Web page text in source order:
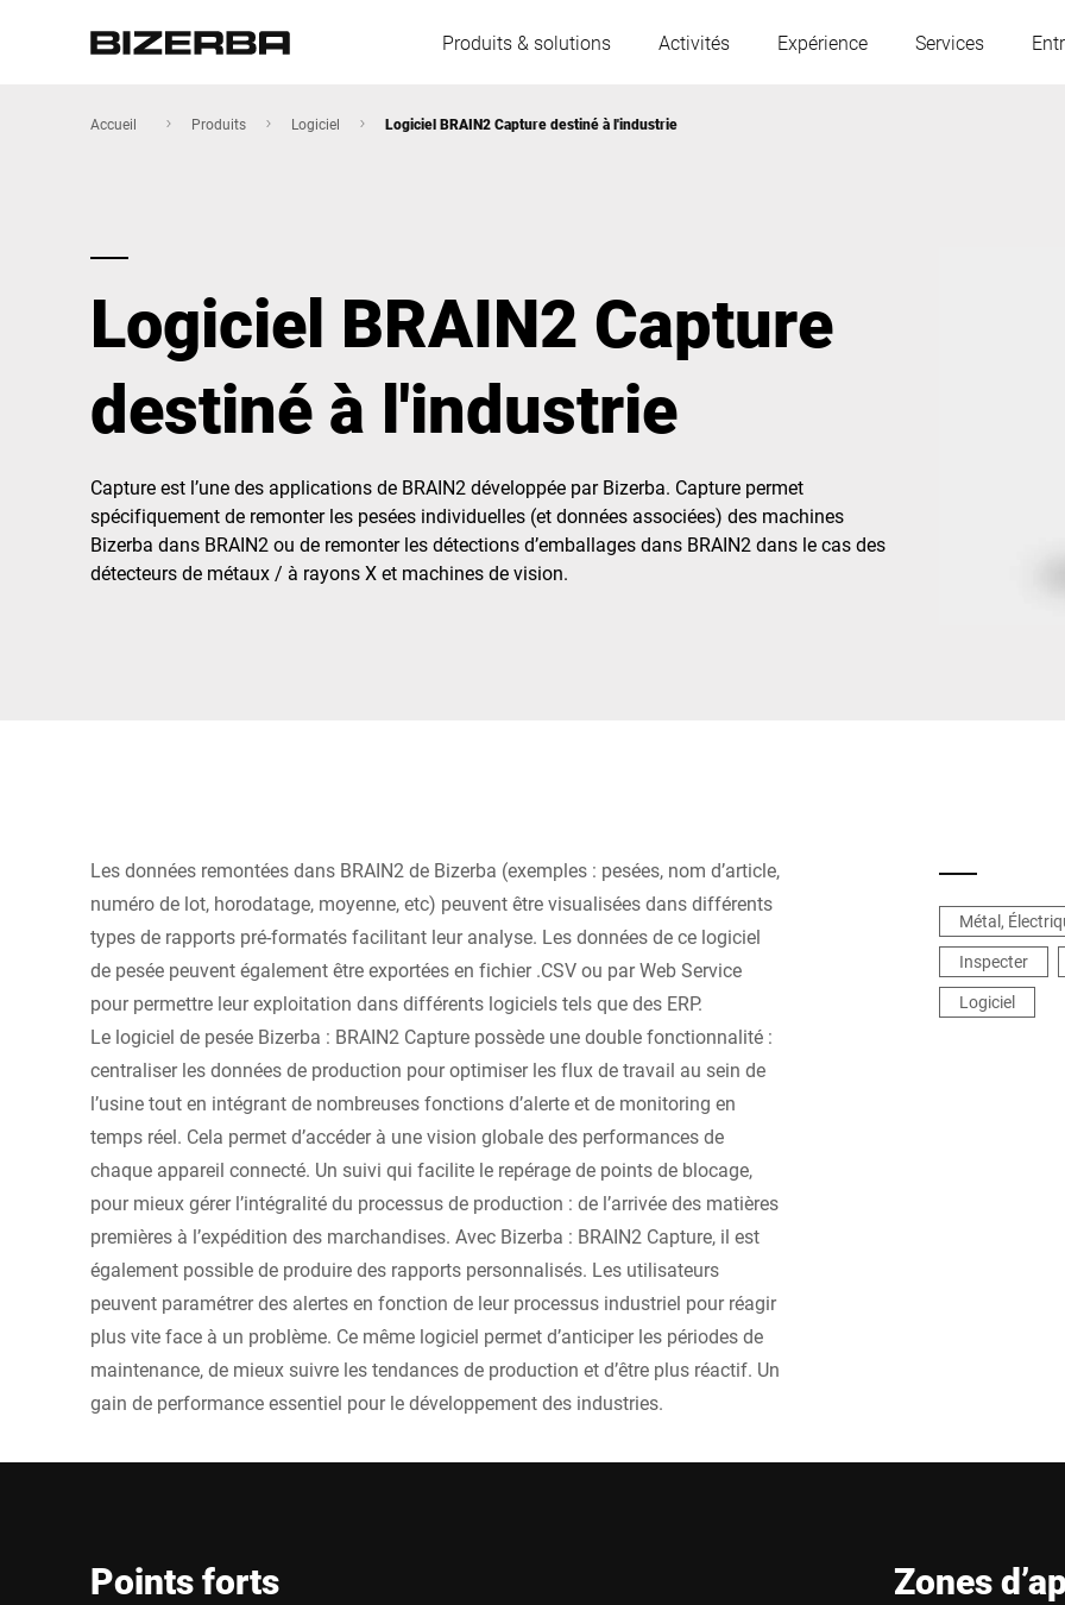
Produits & solutions Activités Expérience Services
Hongrie
Pologne
Serbie
Suisse
Amérique
Asie
Afrique
Accueil Produits Logiciel Logiciel BRAIN2 Capture destiné à l'industrie
Logiciel BRAIN2 Capture
destiné à l'industrie
Capture est l’une des applications de BRAIN2 développée par Bizerba. Capture permet
spécifiquement de remonter les pesées individuelles (et données associées) des machines
Bizerba dans BRAIN2 ou de remonter les détections d’emballages dans BRAIN2 dans le cas des
détecteurs de métaux / à rayons X et machines de vision.
Les données remontées dans BRAIN2 de Bizerba (exemples : pesées, nom d’article,
numéro de lot, horodatage, moyenne, etc) peuvent être visualisées dans différents
types de rapports pré-formatés facilitant leur analyse. Les données de ce logiciel
de pesée peuvent également être exportées en fichier .CSV ou par Web Service
pour permettre leur exploitation dans différents logiciels tels que des ERP.
Le logiciel de pesée Bizerba : BRAIN2 Capture possède une double fonctionnalité :
centraliser les données de production pour optimiser les flux de travail au sein de
l’usine tout en intégrant de nombreuses fonctions d’alerte et de monitoring en
temps réel. Cela permet d’accéder à une vision globale des performances de
chaque appareil connecté. Un suivi qui facilite le repérage de points de blocage,
pour mieux gérer l’intégralité du processus de production : de l’arrivée des matières
premières à l’expédition des marchandises. Avec Bizerba : BRAIN2 Capture, il est
également possible de produire des rapports personnalisés. Les utilisateurs
peuvent paramétrer des alertes en fonction de leur processus industriel pour réagir
plus vite face à un problème. Ce même logiciel permet d’anticiper les périodes de
maintenance, de mieux suivre les tendances de production et d’être plus réactif. Un
gain de performance essentiel pour le développement des industries.
Métal,
Inspecter
Logiciel
Points forts Zones